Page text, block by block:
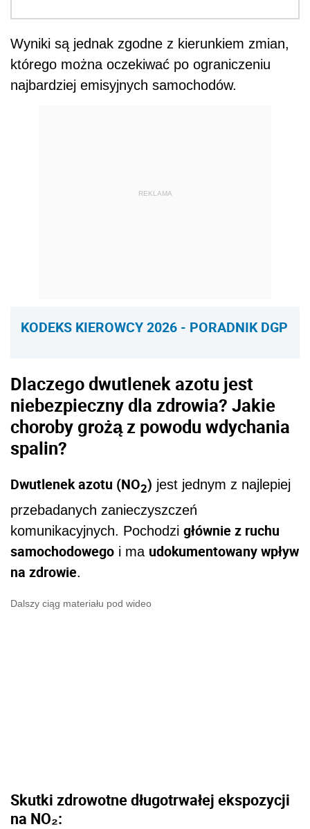
Wyniki są jednak zgodne z kierunkiem zmian,
którego można oczekiwać po ograniczeniu
najbardziej emisyjnych samochodów.
REKLAMA
KODEKS KIEROWCY 2026 - PORADNIK DGP
Dlaczego dwutlenek azotu jest
niebezpieczny dla zdrowia? Jakie
choroby grożą z powodu wdychania
spalin?
Dwutlenek azotu (NO2) jest jednym z najlepiej
przebadanych zanieczyszczeń
komunikacyjnych. Pochodzi głównie z ruchu
samochodowego i ma udokumentowany wpływ
na zdrowie.
Dalszy ciąg materiału pod wideo
Skutki zdrowotne długotrwałej ekspozycji
na NO₂: